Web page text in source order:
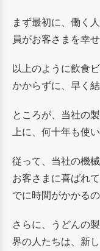
まず最初に、働く
員がお客さまを幸
以上のように飲食
かからずに、早く
ところが、当社の
上に、何十年も使
従って、当社の機
お客さまに喜ばれ
でに時間がかかるの
さらに、うどんの
界の人たちは、新